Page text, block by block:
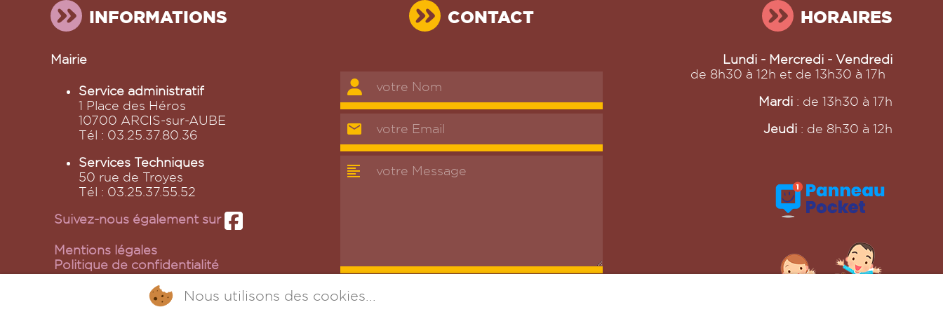
INFORMATIONS
Mairie
Service administratif
1 Place des Héros
10700 ARCIS-sur-AUBE
Tél : 03.25.37.80.36
Services Techniques
50 rue de Troyes
Tél : 03.25.37.55.52
Suivez-nous également sur
Mentions légales
Politique de confidentialité
CONTACT HORAIRES
Lundi - Mercredi - Vendredi
de 8h30 à 12h et de 13h30 à 17h
Mardi: de 13h30 à 17h
Jeudi: de 8h30 à 12h
Nous utilisons des cookies...